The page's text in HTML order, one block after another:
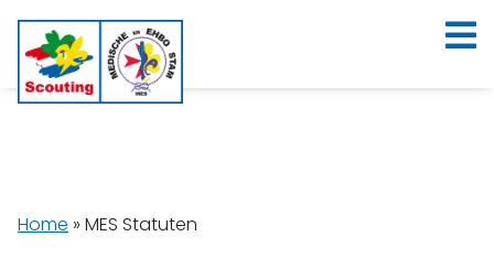
Home » MES Statuten